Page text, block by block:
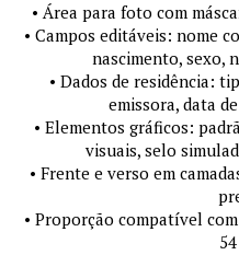
• Área para foto com
• Campos editáveis: nome
nascimento, sexo,
• Dados de residência:
emissora, data
• Elementos gráficos:
visuais, selo
• Frente e verso em
• Proporção compatível